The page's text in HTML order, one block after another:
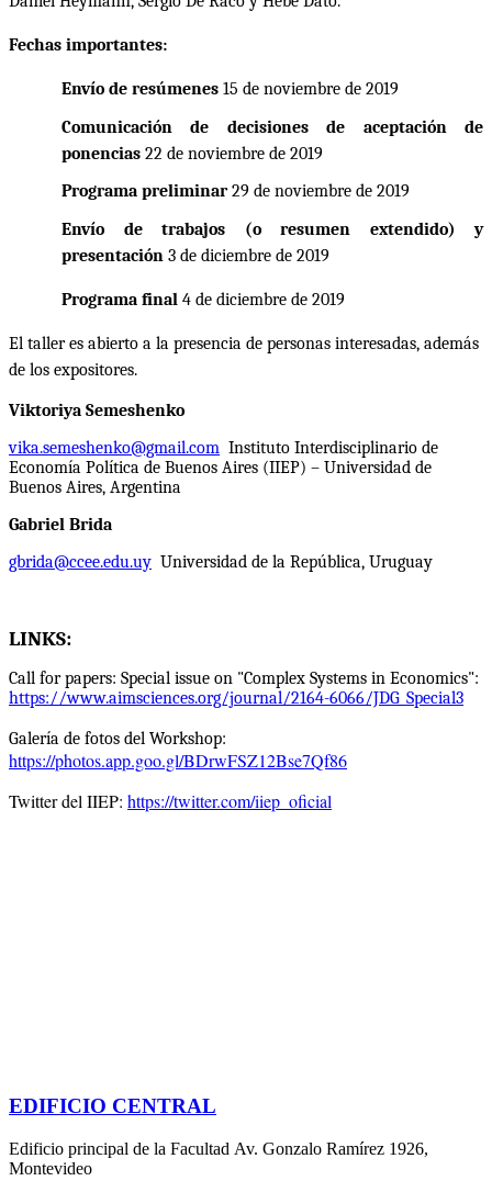
Fechas importantes:
Envío de resúmenes 15 de noviembre de 2019
Comunicación de decisiones de aceptación de
ponencias 22 de noviembre de 2019
Programa preliminar29 de noviembre de 2019
Envío de trabajos (o resumen extendido) y
presentación 3 de diciembre de 2019
Programa final 4 de diciembre de 2019
El taller es abierto a la presencia de personas interesadas, además
de los expositores.
Viktoriya Semeshenko
vika.semeshenko@gmail.com Instituto Interdisciplinario de
Economía Política de Buenos Aires (IIEP) – Universidad de
Buenos Aires, Argentina
Gabriel Brida
gbrida@ccee.edu.uy Universidad de la República, Uruguay
LINKS:
Call for papers: Special issue on "Complex Systems in Economics":
https://www.aimsciences.org/journal/2164-6066/JDG_Special3
Galería de fotos del Workshop:
https://photos.app.goo.gl/BDrwFSZ12Bse7Qf86
Twitter del IIEP: https://twitter.com/iiep_oficial
EDIFICIO CENTRAL
Edificio principal de la Facultad Av. Gonzalo Ramírez 1926,
Montevideo